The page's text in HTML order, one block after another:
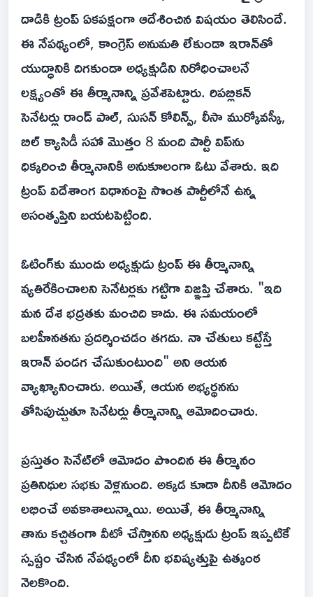
దాడికి ట్రంప్ ఏకపక్షంగా ఆదేశించిన విషయం తెలిసిందే.
ఈ నేపథ్యంలో, కాంగ్రెస్ అనుమతి లేకుండా ఇరాన్‌తో
యుద్ధానికి దిగకుండా అధ్యక్షుడిని నిరోధించాలనే
లక్ష్యంతో ఈ తీర్మానాన్ని ప్రవేశపెట్టారు. రిపబ్లికన్
సెనేటర్లు రాండ్ పాల్, సుసన్ కోలిన్స్, లీసా ముర్కోవస్కీ,
బిల్ క్యాసిడీ సహా మొత్తం 8 మంది పార్టీ విప్‌ను
ధిక్కరించి తీర్మానానికి అనుకూలంగా ఓటు వేశారు. ఇది
ట్రంప్ విదేశాంగ విధానంపై సొంత పార్టీలోనే ఉన్న
అసంతృప్తిని బయటపెట్టింది.
ఓటింగ్‌కు ముందు అధ్యక్షుడు ట్రంప్ ఈ తీర్మానాన్ని
వ్యతిరేకించాలని సెనేటర్లకు గట్టిగా విజ్ఞప్తి చేశారు. "ఇది
మన దేశ భద్రతకు మంచిది కాదు. ఈ సమయంలో
బలహీనతను ప్రదర్శించడం తగదు. నా చేతులు కట్టేస్తే
ఇరాన్ పండగ చేసుకుంటుంది" అని ఆయన
వ్యాఖ్యానించారు. అయితే, ఆయన అభ్యర్థనను
తోసిపుచ్చుతూ సెనేటర్లు తీర్మానాన్ని ఆమోదించారు.
ప్రస్తుతం సెనేట్‌లో ఆమోదం పొందిన ఈ తీర్మానం
ప్రతినిధుల సభకు వెళ్లనుంది. అక్కడ కూడా దీనికి ఆమోదం
లభించే అవకాశాలున్నాయి. అయితే, ఈ తీర్మానాన్ని
తాను కచ్చితంగా వీటో చేస్తానని అధ్యక్షుడు ట్రంప్ ఇప్పటికే
స్పష్టం చేసిన నేపథ్యంలో దీని భవిష్యత్తుపై ఉత్కంఠ
నెలకొంది.